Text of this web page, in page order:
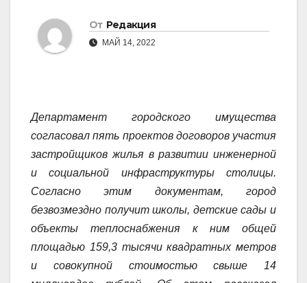
От Редакция
МАЙ 14, 2022
Департамент городского имущества
согласовал пять проектов договоров участия
застройщиков жилья в развитии инженерной
и социальной инфраструктуры столицы.
Согласно этим документам, город
безвозмездно получит школы, детские сады и
объекты теплоснабжения к ним общей
площадью 159,3 тысячи квадратных метров
и совокупной стоимостью свыше 14